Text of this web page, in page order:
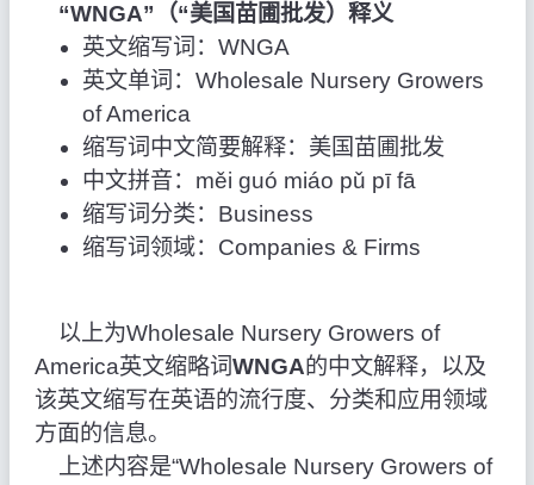
“WNGA”（“美国苗圃批发）释义
英文缩写词：WNGA
英文单词：Wholesale Nursery Growers
of America
缩写词中文简要解释：美国苗圃批发
中文拼音：měi guó miáo pǔ pī fā
缩写词分类：Business
缩写词领域：Companies & Firms
以上为Wholesale Nursery Growers of
America英文缩略词WNGA的中文解释，以及
该英文缩写在英语的流行度、分类和应用领域
方面的信息。
上述内容是“Wholesale Nursery Growers of